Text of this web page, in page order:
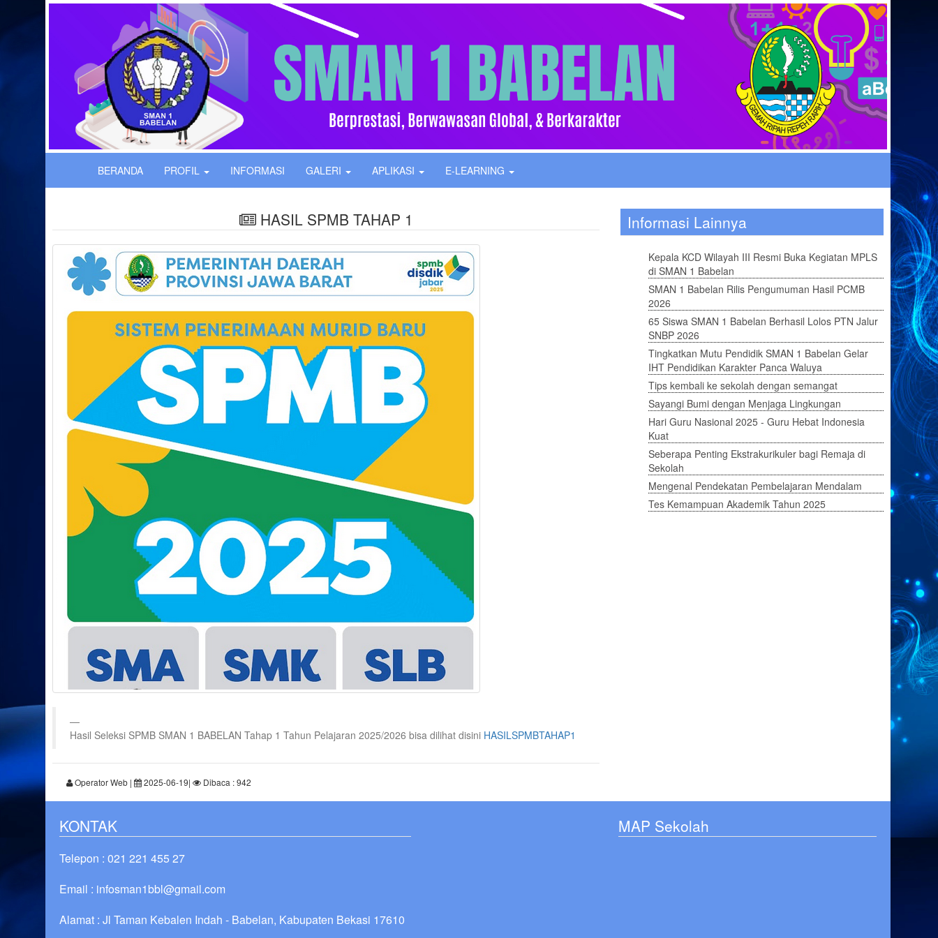
BERANDA PROFIL INFORMASI GALERI APLIKASI E-LEARNING
HASIL SPMB TAHAP 1
Hasil Seleksi SPMB SMAN 1 BABELAN Tahap 1 Tahun Pelajaran 2025/2026 bisa dilihat disini HASILSPMBTAHAP1
Operator Web | 2025-06-19| Dibaca : 942
Informasi Lainnya
Kepala KCD Wilayah III Resmi Buka Kegiatan MPLS
di SMAN 1 Babelan
SMAN 1 Babelan Rilis Pengumuman Hasil PCMB
2026
65 Siswa SMAN 1 Babelan Berhasil Lolos PTN Jalur
SNBP 2026
Tingkatkan Mutu Pendidik SMAN 1 Babelan Gelar
IHT Pendidikan Karakter Panca Waluya
Tips kembali ke sekolah dengan semangat
Sayangi Bumi dengan Menjaga Lingkungan
Hari Guru Nasional 2025 - Guru Hebat Indonesia
Kuat
Seberapa Penting Ekstrakurikuler bagi Remaja di
Sekolah
Mengenal Pendekatan Pembelajaran Mendalam
Tes Kemampuan Akademik Tahun 2025
KONTAK
Telepon : 021 221 455 27
Email : infosman1bbl@gmail.com
Alamat : Jl Taman Kebalen Indah - Babelan, Kabupaten Bekasi 17610
MAP Sekolah